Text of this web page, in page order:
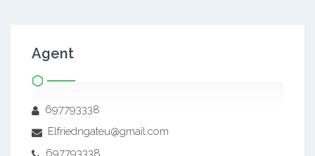
Agent
697793338
Elfriedngateu@gmail.com
697793338